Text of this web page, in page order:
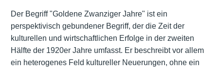
Der Begriff "Goldene Zwanziger Jahre" ist ein
perspektivisch gebundener Begriff, der die Zeit der
kulturellen und wirtschaftlichen Erfolge in der zweiten
Hälfte der 1920er Jahre umfasst. Er beschreibt vor allem
ein heterogenes Feld kultureller Neuerungen, ohne ein